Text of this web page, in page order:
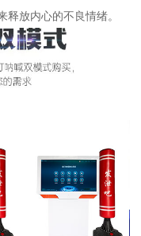
放内心的不良情绪。